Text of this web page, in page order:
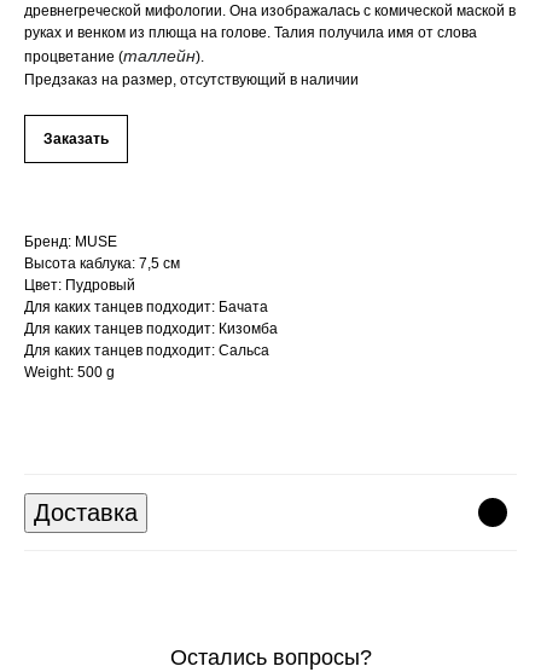
древнегреческой мифологии. Она изображалась с комической маской в
руках и венком из плюща на голове. Талия получила имя от слова
процветание (таллейн).
Предзаказ на размер, отсутствующий в наличии
Заказать
Бренд: MUSE
Высота каблука: 7,5 см
Цвет: Пудровый
Для каких танцев подходит: Бачата
Для каких танцев подходит: Кизомба
Для каких танцев подходит: Сальса
Weight: 500 g
Доставка
Остались вопросы?